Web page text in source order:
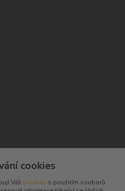
cookies
Váš souhlas s použitím souborů